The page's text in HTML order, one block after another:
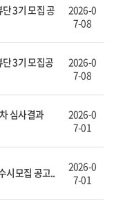
3기 모집 공
2026-0
7-08
3기 모집공
2026-0
7-08
심사결과
2026-0
7-01
시모집 공고..
2026-0
7-01